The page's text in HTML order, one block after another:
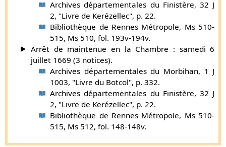
1592, lui fit don de plusieurs terres confisquées. Jacques de
Forsans avait épousé Jeanne du Bouilly, fille de Guillaume,
chevalier de l’ordre du roi, et de Guillemette Couespelle
(article communiqué par M. le baron René de Saint-Pern.
Mémoire aux archives du château de Couéllan).
Supplément par Gaston de Carné (
Jean de Forsans, seigneur et vicomte de Gardisseul,
de la Villeslan, de la Basse-Lande et de la Roche du
Sellier, nommé chevalier de l’ordre de Saint-Michel le
20 juillet 1626 et reçu le 16 août suivant, par le
maréchal de Thémines, chevalier des ordres du roy
[(originaux, titres de cette famille)], mourut dans
l’intervalle des années 1630 et 1636 des blessures
Archives départementales du Finistère, 32 J
2, "Livre de Kerézellec", p. 22.
Bibliothèque de Rennes Métropole, Ms 510-
515, Ms 510, fol. 193v-194v.
Arrêt de maintenue en la Chambre : samedi 6
juillet 1669 (3 notices).
Archives départementales du Morbihan, 1 J
1003, "Livre du Botcol", p. 332.
Archives départementales du Finistère, 32 J
2, "Livre de Kerézellec", p. 22.
Bibliothèque de Rennes Métropole, Ms 510-
515, Ms 512, fol. 148-148v.